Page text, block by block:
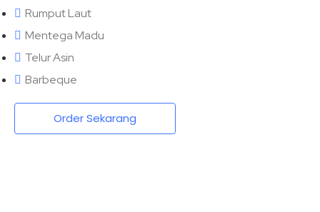
Rumput Laut
Mentega Madu
Telur Asin
Barbeque
Order Sekarang